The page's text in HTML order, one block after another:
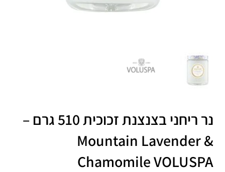
נר ריחני בצנצנת זכוכית‏ 510 גרם –
Mountain Lavender &
Chamomile VOLUSPA